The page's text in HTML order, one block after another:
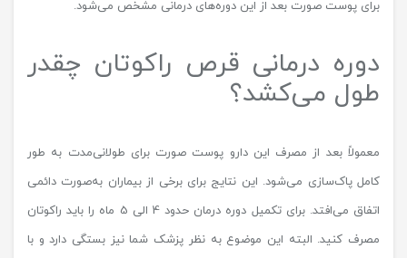
برای پوست صورت بعد از این دوره‌های درمانی مشخص می‌شود.
دوره درمانی قرص راکوتان چقدر
طول می‌کشد؟
معمولاً بعد از مصرف این دارو پوست صورت برای طولانی‌مدت به طور
کامل پاک‌سازی می‌شود. این نتایج برای برخی از بیماران به‌صورت دائمی
اتفاق می‌افتد. برای تکمیل دوره درمان حدود 4 الی 5 ماه را باید راکوتان
مصرف کنید. البته این موضوع به نظر پزشک شما نیز بستگی دارد و با